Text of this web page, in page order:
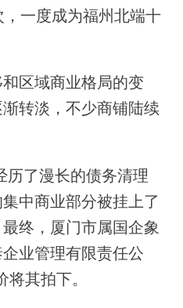
一度成为福州北端十
区域商业格局的变
转淡，不少商铺陆续
历了漫长的债务清理
中商业部分被挂上了
终，厦门市属国企象
业管理有限责任公
其拍下。